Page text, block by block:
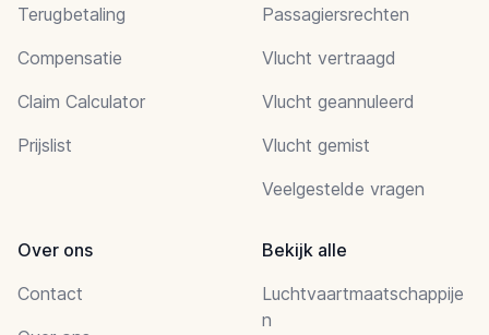
Terugbetaling
Compensatie
Claim Calculator
Prijslist
Passagiersrechten
Vlucht vertraagd
Vlucht geannuleerd
Vlucht gemist
Veelgestelde vragen
Over ons
Contact
Bekijk alle
Luchtvaartmaatschappije
n